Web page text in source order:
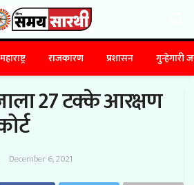
महाराष्ट्र राजकारण प्रशासन गुन्हेगारी
27 टक्के आरक्षण
December 6, 2021